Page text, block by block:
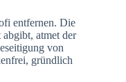
entfernen. Die
atmet der
von
gründlich